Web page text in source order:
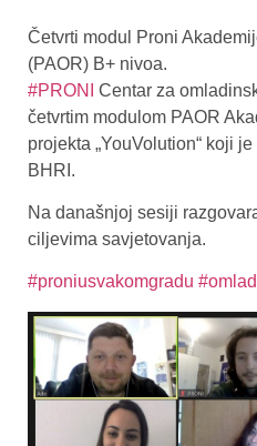
Četvrti modul Proni
(PAOR) B+ nivoa.
#PRONI
Centar za
četvrtim modulom PAOR
projekta „YouVolution“ koji
BHRI.
Na današnjoj sesiji
ciljevima savjetovanja.
#proniusvakomgradu